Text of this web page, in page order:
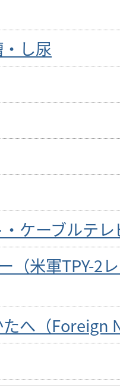
し尿
ケーブルテレ
（米軍TPY-2
へ（Foreign